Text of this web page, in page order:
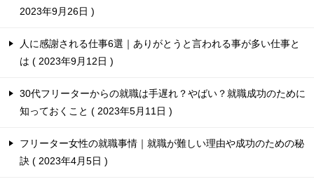
2023年9月26日
人に感謝される仕事6選｜ありがとうと言われる事が多い仕事と
は
2023年9月12日
30代フリーターからの就職は手遅れ？やばい？就職成功のために
知っておくこと
2023年5月11日
フリーター女性の就職事情｜就職が難しい理由や成功のための秘
訣
2023年4月5日